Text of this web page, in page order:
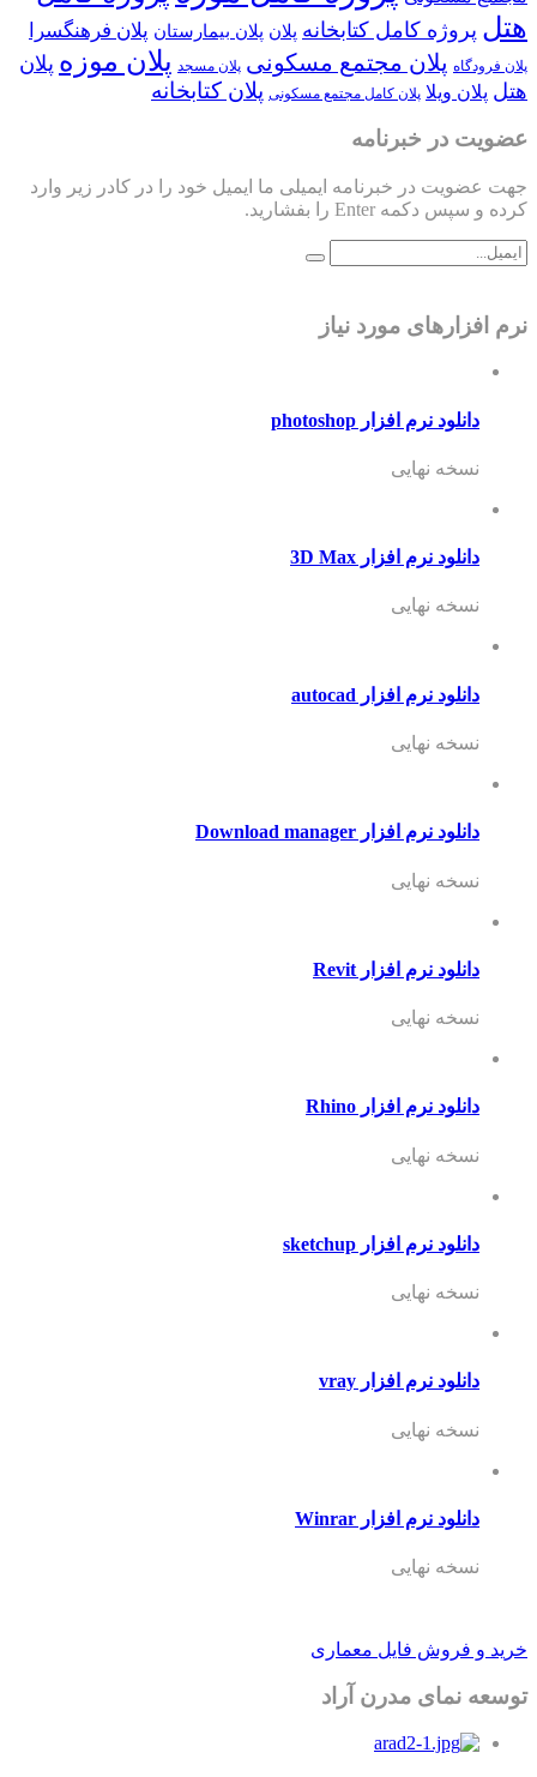
هتل پروژه کامل کتابخانه پلان پلان بیمارستان پلان فرهنگسرا
پلان فرودگاه پلان مجتمع مسکونی پلان مسجد پلان موزه پلان
هتل پلان ویلا پلان کامل مجتمع مسکونی پلان کتابخانه
عضویت در خبرنامه
جهت عضویت در خبرنامه ایمیلی ما ایمیل خود را در کادر زیر وارد
کرده و سپس دکمه Enter را بفشارید.
نرم افزارهای مورد نیاز
دانلود نرم افزار photoshop
نسخه نهایی
دانلود نرم افزار 3D Max
نسخه نهایی
دانلود نرم افزار autocad
نسخه نهایی
دانلود نرم افزار Download manager
نسخه نهایی
دانلود نرم افزار Revit
نسخه نهایی
دانلود نرم افزار Rhino
نسخه نهایی
دانلود نرم افزار sketchup
نسخه نهایی
دانلود نرم افزار vray
نسخه نهایی
دانلود نرم افزار Winrar
نسخه نهایی
خرید و فروش فایل معماری
توسعه نمای مدرن آراد